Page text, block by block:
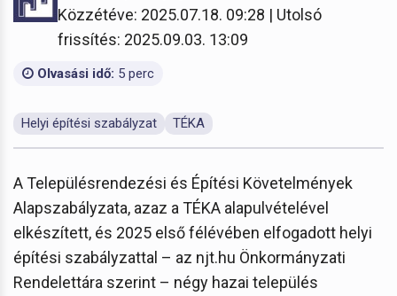
Közzétéve: 2025.07.18. 09:28 | Utolsó
frissítés: 2025.09.03. 13:09
Olvasási idő: 5 perc
Helyi építési szabályzat TÉKA
A Településrendezési és Építési Követelmények
Alapszabályzata, azaz a TÉKA alapulvételével
elkészített, és 2025 első félévében elfogadott helyi
építési szabályzattal – az njt.hu Önkormányzati
Rendelettára szerint – négy hazai település